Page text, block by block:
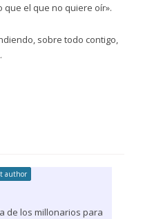
que el que no quiere oír».
sobre todo contigo,
author
de los millonarios para